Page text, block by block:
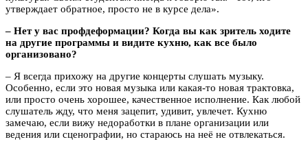
утверждает обратное, просто не в курсе дела».
– Нет у вас профдеформации? Когда вы как зритель ходите
на другие программы и видите кухню, как все было
организовано?
– Я всегда прихожу на другие концерты слушать музыку.
Особенно, если это новая музыка или какая-то новая трактовка,
или просто очень хорошее, качественное исполнение. Как любой
слушатель жду, что меня зацепит, удивит, увлечет. Кухню
замечаю, если вижу недоработки в плане организации или
ведения или сценографии, но стараюсь на неё не отвлекаться.